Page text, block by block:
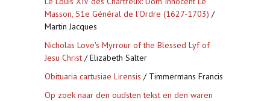
Masson, 51e Général de l'Ordre (1627-1703) /
Martin Jacques
Nicholas Love's Myrrour of the Blessed Lyf of
Jesu Christ / Elizabeth Salter
Obituaria cartusiae Lirensis / Timmermans Francis
Op zoek naar den oudsten tekst en den waren